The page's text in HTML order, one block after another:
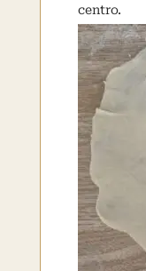
centro.